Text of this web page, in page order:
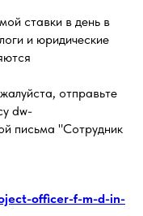
ставки в день в
и юридические
отправьте
dw-
письма "Сотрудник
officer-f-m-d-in-